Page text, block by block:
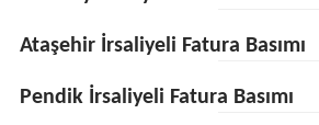
Ataşehir İrsaliyeli Fatura Basımı
Pendik İrsaliyeli Fatura Basımı